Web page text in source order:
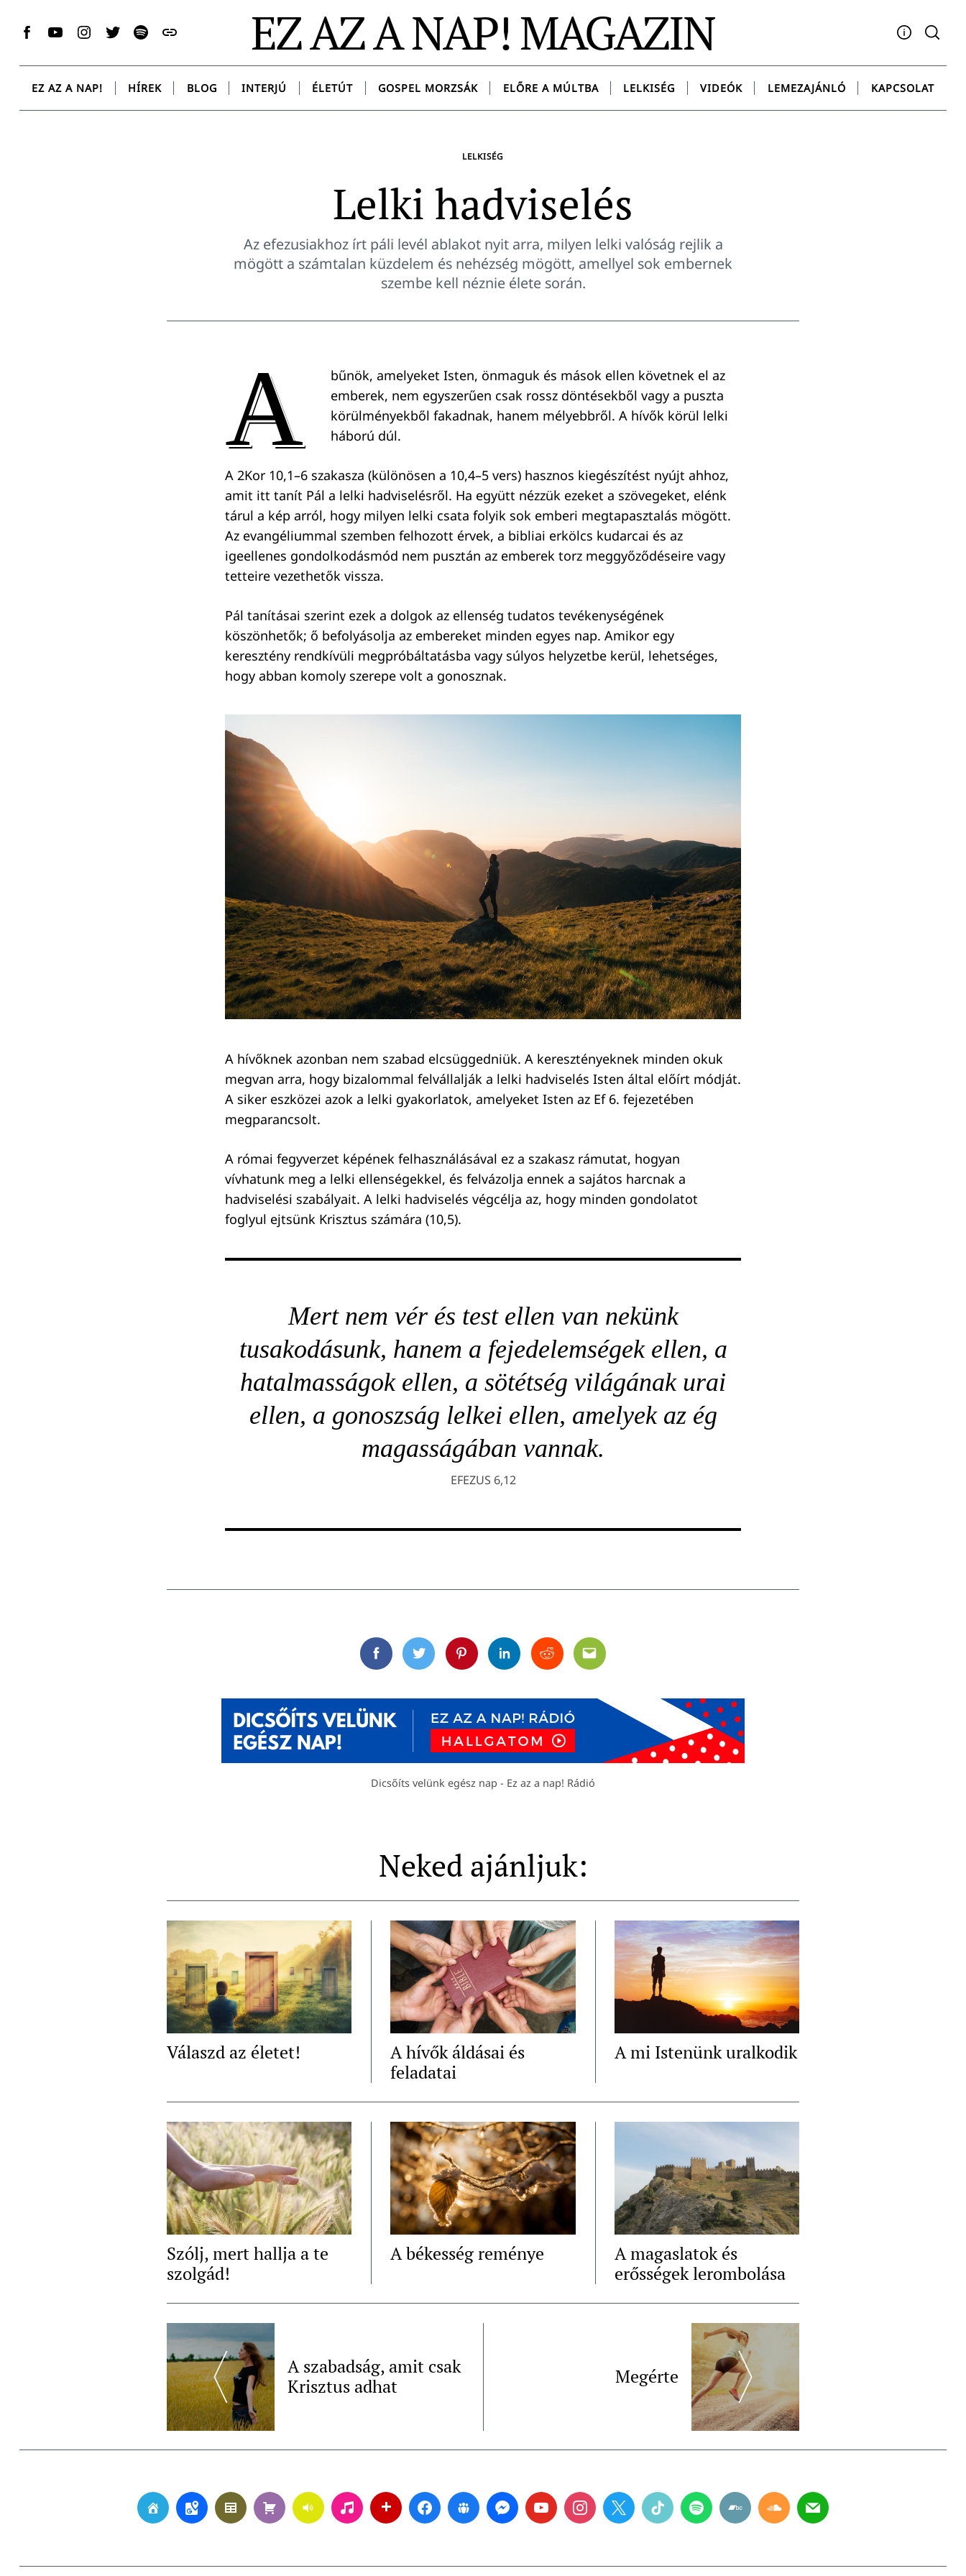
Facebook
YouTubeInstagram
TwitterSpotifyMessenger EZ AZ A NAP! MAGAZIN
Facebook
YouTubeInstagram
TwitterSpotify
EZ AZ A NAP! HÍREK BLOG INTERJÚ ÉLETÚT GOSPEL MORZSÁK ELŐRE A MÚLTBA LELKISÉG VIDEÓK LEMEZAJÁNLÓ KAPCSOLAT
LELKISÉG
Lelki hadviselés
Az efezusiakhoz írt páli levél ablakot nyit arra, milyen lelki valóság rejlik a
mögött a számtalan küzdelem és nehézség mögött, amellyel sok embernek
szembe kell néznie élete során.
A
bűnök, amelyeket Isten, önmaguk és mások ellen követnek el az
emberek, nem egyszerűen csak rossz döntésekből vagy a puszta
körülményekből fakadnak, hanem mélyebbről. A hívők körül lelki
háború dúl.
A 2Kor 10,1–6 szakasza (különösen a 10,4–5 vers) hasznos kiegészítést nyújt ahhoz,
amit itt tanít Pál a lelki hadviselésről. Ha együtt nézzük ezeket a szövegeket, elénk
tárul a kép arról, hogy milyen lelki csata folyik sok emberi megtapasztalás mögött.
Az evangéliummal szemben felhozott érvek, a bibliai erkölcs kudarcai és az
igeellenes gondolkodásmód nem pusztán az emberek torz meggyőződéseire vagy
tetteire vezethetők vissza.
Pál tanításai szerint ezek a dolgok az ellenség tudatos tevékenységének
köszönhetők; ő befolyásolja az embereket minden egyes nap. Amikor egy
keresztény rendkívüli megpróbáltatásba vagy súlyos helyzetbe kerül, lehetséges,
hogy abban komoly szerepe volt a gonosznak.
A hívőknek azonban nem szabad elcsüggedniük. A keresztényeknek minden okuk
megvan arra, hogy bizalommal felvállalják a lelki hadviselés Isten által előírt módját.
A siker eszközei azok a lelki gyakorlatok, amelyeket Isten az Ef 6. fejezetében
megparancsolt.
A római fegyverzet képének felhasználásával ez a szakasz rámutat, hogyan
vívhatunk meg a lelki ellenségekkel, és felvázolja ennek a sajátos harcnak a
hadviselési szabályait. A lelki hadviselés végcélja az, hogy minden gondolatot
foglyul ejtsünk Krisztus számára (10,5).
Mert nem vér és test ellen van nekünk
tusakodásunk, hanem a fejedelemségek ellen, a
hatalmasságok ellen, a sötétség világának urai
ellen, a gonoszság lelkei ellen, amelyek az ég
magasságában vannak.
EFEZUS 6,12
FacebookTwitterPinterestLinkedinRedditEmail
Dicsőíts velünk egész nap - Ez az a nap! Rádió
Neked ajánljuk:
Válaszd az életet!
A hívők áldásai és
feladatai
A mi Istenünk uralkodik
Szólj, mert hallja a te
szolgád!
A békesség reménye
A magaslatok és
erősségek lerombolása
Post
NavigationA szabadság, amit csak
Krisztus adhat
Megérte